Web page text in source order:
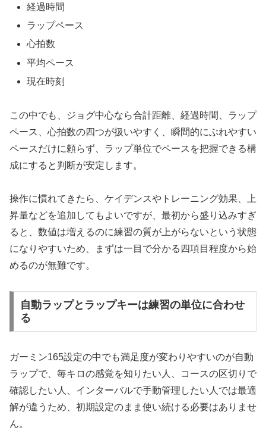
経過時間
ラップペース
心拍数
平均ペース
現在時刻
この中でも、ジョグ中心なら合計距離、経過時間、ラップ
ペース、心拍数の四つが扱いやすく、瞬間的にぶれやすい
ペースだけに頼らず、ラップ単位でペースを把握できる構
成にすると判断が安定します。
操作に慣れてきたら、ケイデンスやトレーニング効果、上
昇量などを追加してもよいですが、最初から盛り込みすぎ
ると、数値は増えるのに練習の質が上がらないという状態
になりやすいため、まずは一目で分かる四項目程度から始
めるのが無難です。
自動ラップとラップキーは練習の単位に合わせ
る
ガーミン165設定の中でも満足度が変わりやすいのが自動
ラップで、毎キロの感覚を知りたい人、コースの区切りで
確認したい人、インターバルで手動管理したい人では最適
解が違うため、初期設定のまま使い続ける必要はありませ
ん。